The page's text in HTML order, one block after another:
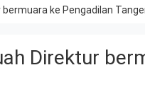
ke Pengadilan
Direktur